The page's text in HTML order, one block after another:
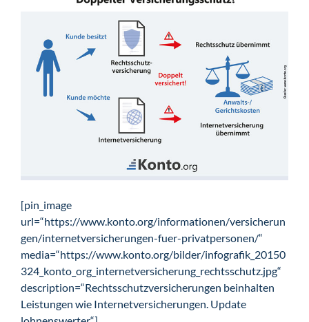
[pin_image
url=“https://www.konto.org/informationen/versicherun
gen/internetversicherungen-fuer-privatpersonen/“
media=“https://www.konto.org/bilder/infografik_20150
324_konto_org_internetversicherung_rechtsschutz.jpg“
description=“Rechtsschutzversicherungen beinhalten
Leistungen wie Internetversicherungen. Update